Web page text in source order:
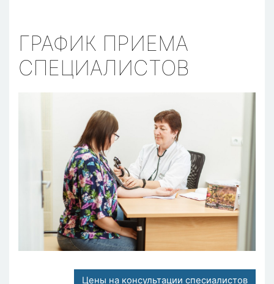
ГРАФИК ПРИЕМА
СПЕЦИАЛИСТОВ
Цены на консультации спесиалистов